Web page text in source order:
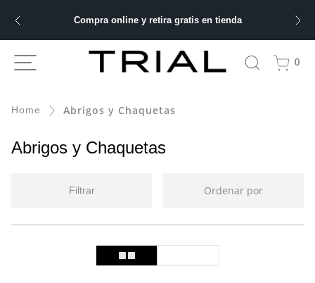
Compra online y retira gratis en tienda
0
Abrigos y Chaquetas
Abrigos y Chaquetas
Filtrar Ordenar por
BUSCADOS